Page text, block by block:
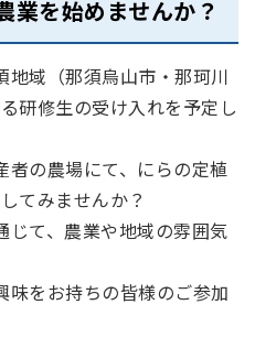
業を始めませんか？
地域（那須烏山市・那珂川
研修生の受け入れを予定し
者の農場にて、にらの定植
てみませんか？
じて、農業や地域の雰囲気
味をお持ちの皆様のご参加